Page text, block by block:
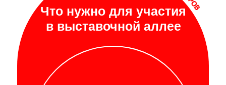
Что нужно для участия
в выставочной аллее